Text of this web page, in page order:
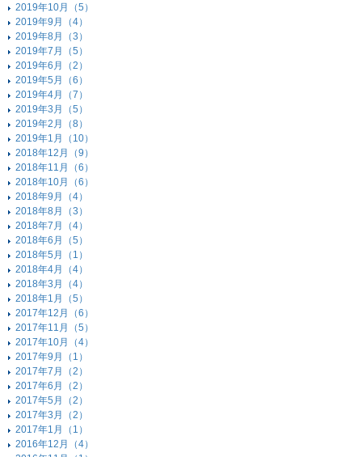
2019年10月（5）
2019年9月（4）
2019年8月（3）
2019年7月（5）
2019年6月（2）
2019年5月（6）
2019年4月（7）
2019年3月（5）
2019年2月（8）
2019年1月（10）
2018年12月（9）
2018年11月（6）
2018年10月（6）
2018年9月（4）
2018年8月（3）
2018年7月（4）
2018年6月（5）
2018年5月（1）
2018年4月（4）
2018年3月（4）
2018年1月（5）
2017年12月（6）
2017年11月（5）
2017年10月（4）
2017年9月（1）
2017年7月（2）
2017年6月（2）
2017年5月（2）
2017年3月（2）
2017年1月（1）
2016年12月（4）